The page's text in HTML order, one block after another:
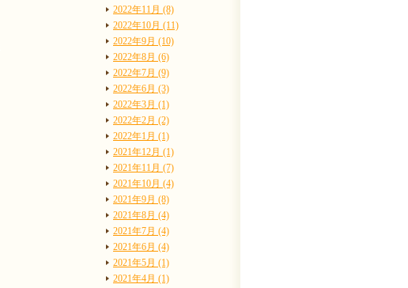
2022年11月 (8)
2022年10月 (11)
2022年9月 (10)
2022年8月 (6)
2022年7月 (9)
2022年6月 (3)
2022年3月 (1)
2022年2月 (2)
2022年1月 (1)
2021年12月 (1)
2021年11月 (7)
2021年10月 (4)
2021年9月 (8)
2021年8月 (4)
2021年7月 (4)
2021年6月 (4)
2021年5月 (1)
2021年4月 (1)